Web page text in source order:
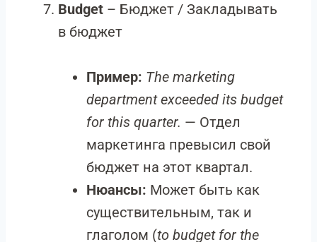
Budget – Бюджет / Закладывать
в бюджет
Пример: The marketing
department exceeded its budget
for this quarter. — Отдел
маркетинга превысил свой
бюджет на этот квартал.
Нюансы: Может быть как
существительным, так и
глаголом (to budget for the